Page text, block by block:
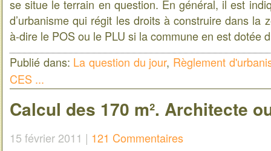
se situe le terrain en question. En général, il est
d’urbanisme qui régit les droits à construire dans la
à-dire le POS ou le PLU si la commune en est dotée
Publié dans: La question du jour, Règlement
CES ...
Calcul des 170 m². Architecte
15 février 2011 | 121 Commentaires